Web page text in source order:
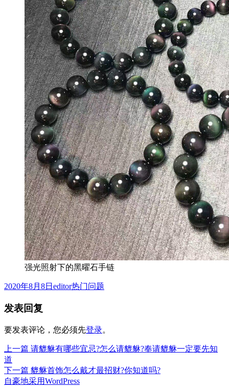
强光照射下的黑曜石手链
发
于
2020年8月8日 作
editor分
热门问题
发表回复
要发表评论，您必须先登录。
文
章
导
上一篇 上
文
章：
请貔貅有哪些宜忌?怎么请貔貅?奉请貔貅一定要先知
道
下一篇 下
篇
貔貅首饰怎么戴才最招财?你知道吗?
自豪地采用WordPress